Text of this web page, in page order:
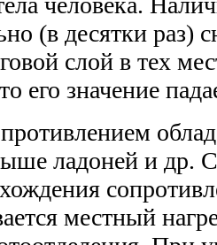
(в десятки раз)
слой в тех
его значение
ладоней и др.
местный